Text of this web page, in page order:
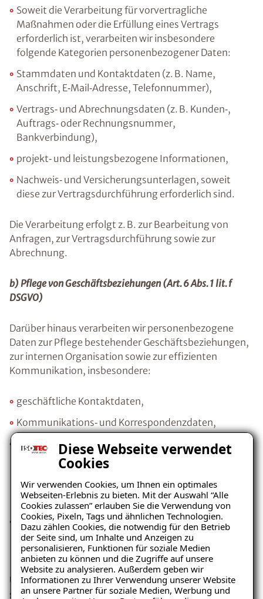
Diese Webseite verwendet
Cookies
Wir verwenden Cookies, um Ihnen ein optimales
Webseiten-Erlebnis zu bieten. Mit der Auswahl “Alle
Cookies zulassen” erlauben Sie die Verwendung von
Cookies, Pixeln, Tags und ähnlichen Technologien.
Dazu zählen Cookies, die notwendig für den Betrieb
der Seite sind, um Inhalte und Anzeigen zu
personalisieren, Funktionen für soziale Medien
anbieten zu können und die Zugriffe auf unsere
Website zu analysieren. Außerdem geben wir
Informationen zu Ihrer Verwendung unserer Website
an unsere Partner für soziale Medien, Werbung und
Soweit die Verarbeitung für vorvertragliche
Maßnahmen oder die Erfüllung eines Vertrags
erforderlich ist, verarbeiten wir insbesondere
folgende Kategorien personenbezogener Daten:
Stammdaten und Kontaktdaten (z. B. Name,
Anschrift, E‑Mail‑Adresse, Telefonnummer),
Vertrags‑ und Abrechnungsdaten (z. B. Kunden‑,
Auftrags‑ oder Rechnungsnummer,
Bankverbindung),
projekt‑ und leistungsbezogene Informationen,
Nachweis‑ und Versicherungsunterlagen, soweit
diese zur Vertragsdurchführung erforderlich sind.
Die Verarbeitung erfolgt z. B. zur Bearbeitung von
Anfragen, zur Vertragsdurchführung sowie zur
Abrechnung.
b) Pflege von Geschäftsbeziehungen (Art. 6 Abs. 1 lit. f
DSGVO)
Darüber hinaus verarbeiten wir personenbezogene
Daten zur Pflege bestehender Geschäftsbeziehungen,
zur internen Organisation sowie zur effizienten
Kommunikation, insbesondere:
geschäftliche Kontaktdaten,
Kommunikations‑ und Korrespondenzdaten,
vertriebs‑ und projektbezogene
Zusatzinformationen (z. B. Kommunikations‑ und
Entscheidungsstil, projektbezogene Präferenzen
sowie vertriebsrelevante Zusatzinformationen),
jeweils mit unmittelbarem geschäftlichem Bezug,
technische Nutzungs‑ und Protokolldaten bei der
Nutzung unserer IT‑ und Kommunikationssysteme
(z. B. Meeting‑IDs, IP‑Adressen).
Unser berechtigtes Interesse liegt in der
sachgerechten Organisation, Verwaltung und